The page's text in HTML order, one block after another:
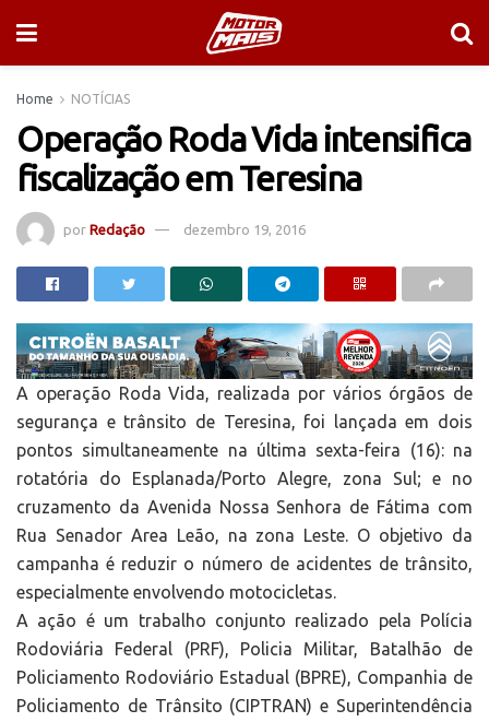
Home NOTÍCIAS
Operação Roda Vida intensifica
fiscalização em Teresina
por Redação dezembro 19, 2016
A operação Roda Vida, realizada por vários órgãos de
segurança e trânsito de Teresina, foi lançada em dois
pontos simultaneamente na última sexta-feira (16): na
rotatória do Esplanada/Porto Alegre, zona Sul; e no
cruzamento da Avenida Nossa Senhora de Fátima com
Rua Senador Area Leão, na zona Leste. O objetivo da
campanha é reduzir o número de acidentes de trânsito,
especialmente envolvendo motocicletas.
A ação é um trabalho conjunto realizado pela Polícia
Rodoviária Federal (PRF), Policia Militar, Batalhão de
Policiamento Rodoviário Estadual (BPRE), Companhia de
Policiamento de Trânsito (CIPTRAN) e Superintendência